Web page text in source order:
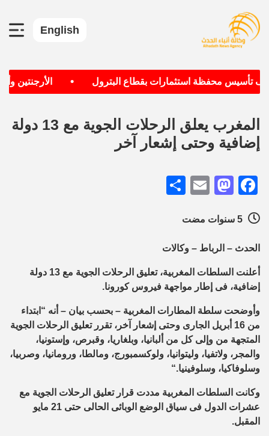
English
تأسيس محفظة استثمارات بقطاع البترول الأرجنتين
المغرب يعلق الرحلات الجوية مع 13 دولة
إضافية وحتى إشعار آخر
Facebook
Mastodon
Email
الحدث – الرباط – وكالات
أعلنت السلطات المغربية، تعليق الرحلات الجوية مع 13 دولة
إضافية، فى إطار مواجهة فيروس كورونا.
وأوضحت سلطة المطارات المغربية – بحسب بيان – أنه “ابتداء
من 16 أبريل الجارى وحتى إشعار آخر، تقرر تعليق الرحلات الجوية
المتجهة من وإلى كل من ألبانيا، وبلغاريا، وقبرص، وإستونيا،
والمجر، ولاتفيا، وليتوانيا، ولوكسمبورج، ومالطا، ورومانيا، وصربيا،
وسلوفاكيا، وسلوفينيا“.
وكانت السلطات المغربية مددت قرار تعليق الرحلات الجوية مع
عشرات الدول فى سياق الوضع الوبائى الحالى حتى 21 مايو
المقبل.